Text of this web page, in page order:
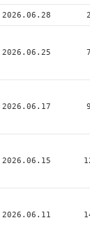
2026.06.28
2026.06.25
2026.06.17
2026.06.15
2026.06.11